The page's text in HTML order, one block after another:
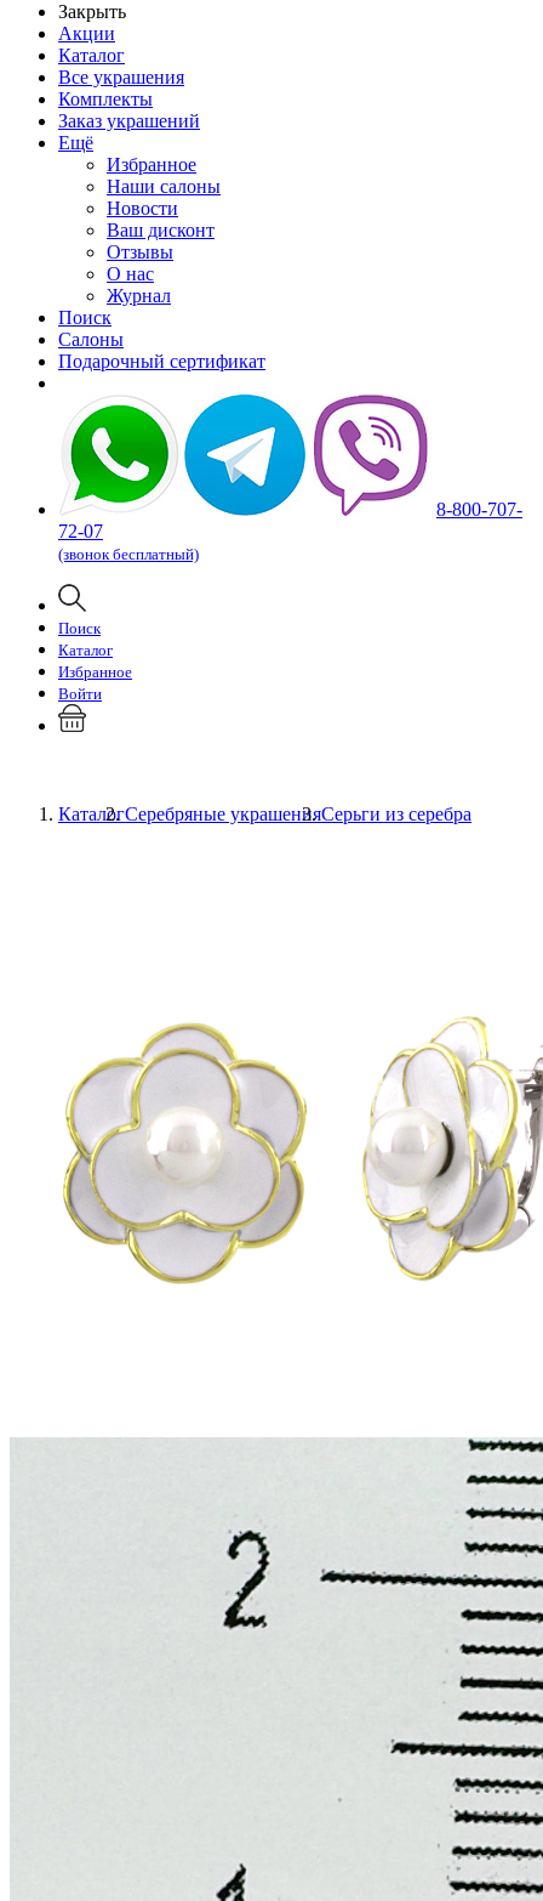
Закрыть
Акции
Каталог
Все украшения
Комплекты
Заказ украшений
Ещё
Избранное
Наши салоны
Новости
Ваш дисконт
Отзывы
О нас
Журнал
Поиск
Салоны
Подарочный сертификат
8-800-707-
72-07
(звонок бесплатный)
Поиск
Каталог
Избранное
Войти
КаталогСеребряные украшенияСерьги из серебра